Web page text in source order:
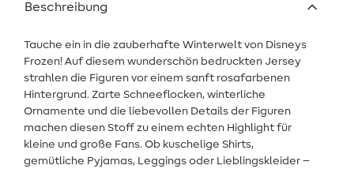
Beschreibung
Tauche ein in die zauberhafte Winterwelt von Disneys
Frozen! Auf diesem wunderschön bedruckten Jersey
strahlen die Figuren vor einem sanft rosafarbenen
Hintergrund. Zarte Schneeflocken, winterliche
Ornamente und die liebevollen Details der Figuren
machen diesen Stoff zu einem echten Highlight für
kleine und große Fans. Ob kuschelige Shirts,
gemütliche Pyjamas, Leggings oder Lieblingskleider –